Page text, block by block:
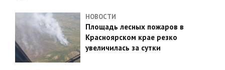
НОВОСТИ
Площадь лесных пожаров в
Красноярском крае резко
увеличилась за сутки